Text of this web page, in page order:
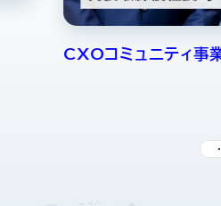
CXOコミュニティ事業